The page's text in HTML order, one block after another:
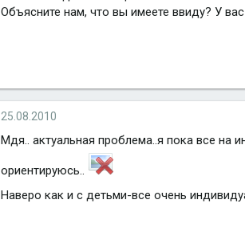
Объясните нам, что вы имеете ввиду? У
25.08.2010
Мдя.. актуальная проблема..я пока все на
ориентируюсь..
Наверо как и с детьми-все очень